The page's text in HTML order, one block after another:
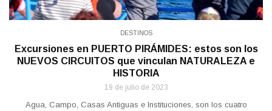
DESTINOS
Excursiones en PUERTO PIRÁMIDES: estos son los
NUEVOS CIRCUITOS que vinculan NATURALEZA e
HISTORIA
19 de julio de 2023
Agua, Campo, Casas Antiguas e Instituciones, son los cuatro